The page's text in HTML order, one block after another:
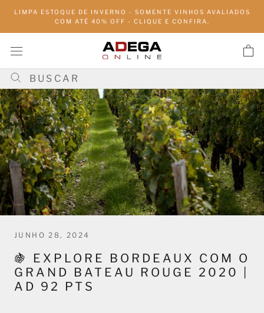
conteúdo
LIMPA ESTOQUE DE INVERNO - SOMENTE VINHOS AVALIADOS
COM ATÉ 40% OFF - CLIQUE E CONFIRA.
JUNHO 28, 2024
🍇 EXPLORE BORDEAUX COM O
GRAND BATEAU ROUGE 2020 |
AD 92 PTS